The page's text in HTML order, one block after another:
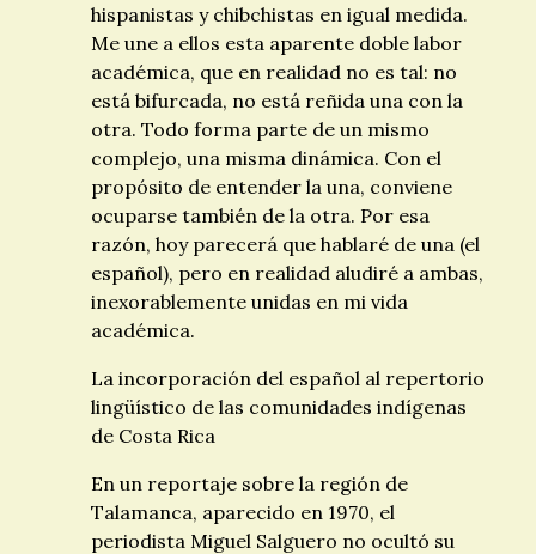
hispanistas y chibchistas en igual medida.
Me une a ellos esta aparente doble labor
académica, que en realidad no es tal: no
está bifurcada, no está reñida una con la
otra. Todo forma parte de un mismo
complejo, una misma dinámica. Con el
propósito de entender la una, conviene
ocuparse también de la otra. Por esa
razón, hoy parecerá que hablaré de una (el
español), pero en realidad aludiré a ambas,
inexorablemente unidas en mi vida
académica.
La incorporación del español al repertorio
lingüístico de las comunidades indígenas
de Costa Rica
En un reportaje sobre la región de
Talamanca, aparecido en 1970, el
periodista Miguel Salguero no ocultó su